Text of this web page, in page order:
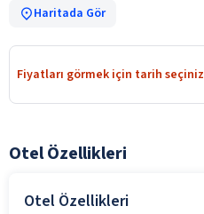
Haritada Gör
Fiyatları görmek için tarih seçiniz
Otel Özellikleri
Otel Özellikleri